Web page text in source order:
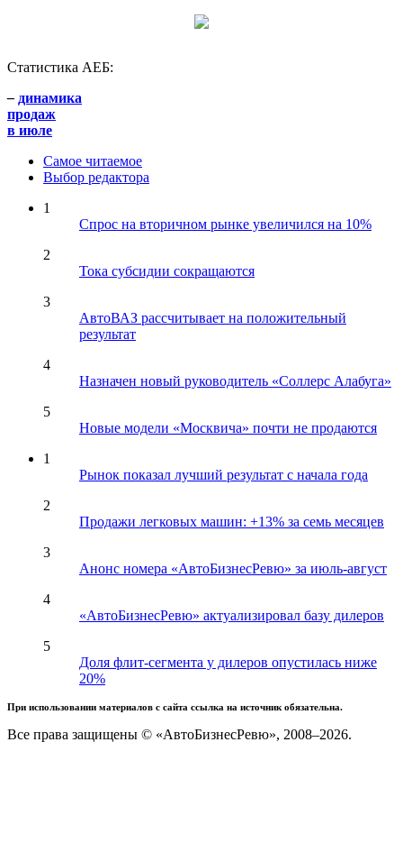
Статистика АЕБ:
– динамика
продаж
в июле
Самое читаемое
Выбор редактора
1
Спрос на вторичном рынке увеличился на 10%
2
Тока субсидии сокращаются
3
АвтоВАЗ рассчитывает на положительный
результат
4
Назначен новый руководитель «Соллерс Алабуга»
5
Новые модели «Москвича» почти не продаются
1
Рынок показал лучший результат с начала года
2
Продажи легковых машин: +13% за семь месяцев
3
Анонс номера «АвтоБизнесРевю» за июль-август
4
«АвтоБизнесРевю» актуализировал базу дилеров
5
Доля флит-сегмента у дилеров опустилась ниже
20%
При использовании материалов с сайта ссылка на источник обязательна.
Все права защищены © «АвтоБизнесРевю», 2008–2026.